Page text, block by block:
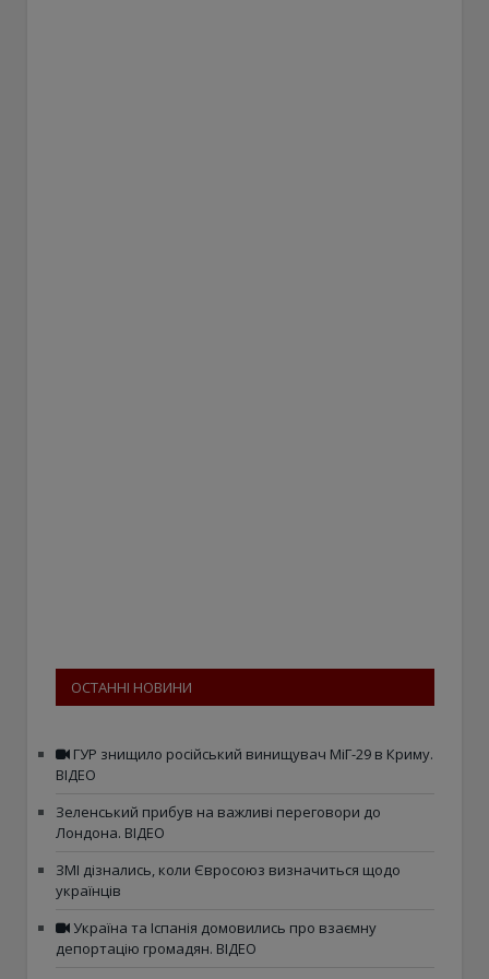
ОСТАННІ НОВИНИ
ГУР знищило російський винищувач МіГ-29 в Криму.
ВІДЕО
Зеленський прибув на важливі переговори до
Лондона. ВІДЕО
ЗМІ дізнались, коли Євросоюз визначиться щодо
українців
Україна та Іспанія домовились про взаємну
депортацію громадян. ВІДЕО